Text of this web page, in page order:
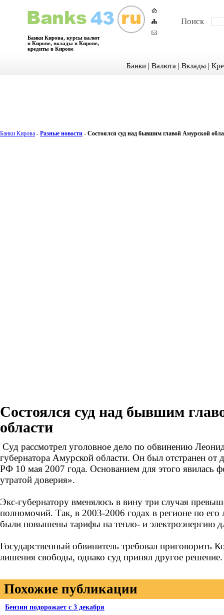
Банки Кирова, курсы валют
в Кирове, вклады в Кирове,
кредиты в Кирове
Поиск
Банки | Валюта | Вклады |
Банки Кирова - Разные новости - Состоялся суд над бывшим главой Амурской
Состоялся суд над бывшим
области
Суд рассмотрел уголовное дело по обвинению
губернатора Амурской области. Он был отстранен от
РФ 10 мая 2007 года. Основанием для этого явилась
утратой доверия».
Экс-губернатору вменялось в вину три случая
полномочий. Так, в 2003-2006 годах в регионе по
были повышены тарифы на тепло- и электроэнергию
Государственный обвинитель требовал приговорить
лишения свободы, однако суд принял другое решение.
Похожие публикации
Бензин подорожает с 3 декабря